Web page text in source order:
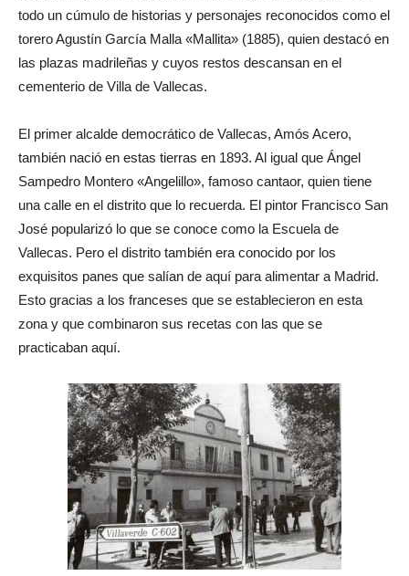
todo un cúmulo de historias y personajes reconocidos como el
torero Agustín García Malla «Mallita» (1885), quien destacó en
las plazas madrileñas y cuyos restos descansan en el
cementerio de Villa de Vallecas.
El primer alcalde democrático de Vallecas, Amós Acero,
también nació en estas tierras en 1893. Al igual que Ángel
Sampedro Montero «Angelillo», famoso cantaor, quien tiene
una calle en el distrito que lo recuerda. El pintor Francisco San
José popularizó lo que se conoce como la Escuela de
Vallecas. Pero el distrito también era conocido por los
exquisitos panes que salían de aquí para alimentar a Madrid.
Esto gracias a los franceses que se establecieron en esta
zona y que combinaron sus recetas con las que se
practicaban aquí.